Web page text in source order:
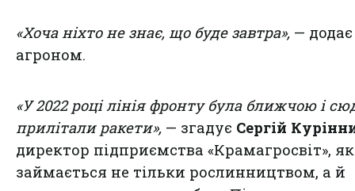
«Хоча ніхто не знає, що буде завтра», — додає
агроном.
«У 2022 році лінія фронту була ближчою і
прилітали ракети», — згадує Сергій
директор підприємства «Крамагросвіт»,
займається не тільки рослинництвом, а й